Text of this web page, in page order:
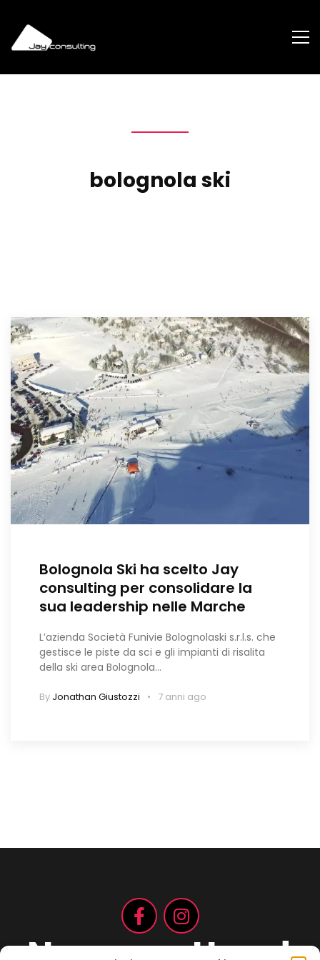
bolognola ski
Bolognola Ski ha scelto Jay
consulting per consolidare la
sua leadership nelle Marche
L’azienda Società Funivie Bolognolaski s.r.l.s. che
gestisce le piste da sci e gli impianti di risalita
della ski area Bolognola…
By Jonathan Giustozzi 7 anni ago